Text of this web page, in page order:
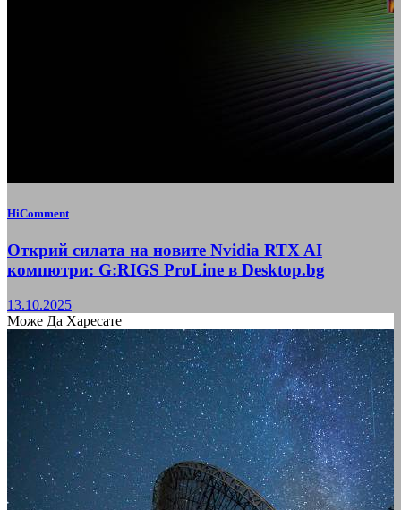
HiComment
Открий силата на новите Nvidia RTX AI
компютри: G:RIGS ProLine в Desktop.bg
13.10.2025
Може Да Харесате